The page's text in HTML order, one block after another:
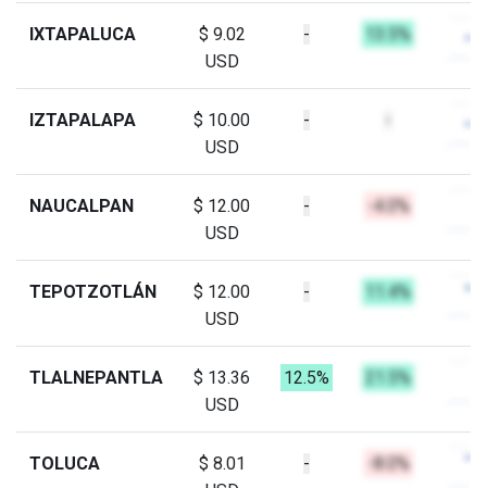
IXTAPALUCA
$ 9.02
USD
- 13.5%
IZTAPALAPA
$ 10.00
USD
-
NAUCALPAN
$ 12.00
USD
- -4.0%
TEPOTZOTLÁN
$ 12.00
USD
- 11.4%
TLALNEPANTLA
$ 13.36
USD
12.5% 21.5%
TOLUCA
$ 8.01
- -8.0%